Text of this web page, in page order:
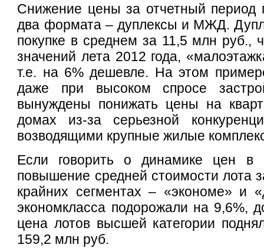
Снижение цены за отчетный период
два формата – дуплексы и МЖД.
покупке в среднем за 11,5 млн руб.,
значений лета 2012 года,
т.е. на 6% дешевле. На этом
даже при высоком спросе
вынуждены понижать цены на
домах из-за серьезной
возводящими крупные жилые
Если говорить о динамике цен в
повышение средней стоимости лота
крайних сегментах – «экономе» и
экономкласса подорожали на 9,6%,
цена лотов высшей категории
159,2 млн руб.